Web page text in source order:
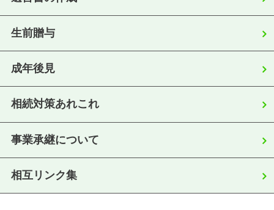
生前贈与
成年後見
相続対策あれこれ
事業承継について
相互リンク集